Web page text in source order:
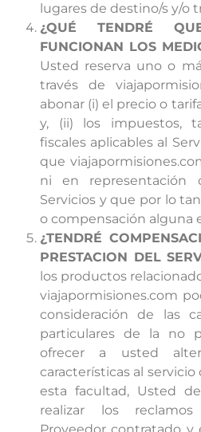
lugares de destino/s y/o
¿QUÉ TENDRÉ
FUNCIONAN LOS
Usted reserva uno o
través de
abonar (i) el precio o
y, (ii) los impuestos,
fiscales aplicables al
que
ni en representación
Servicios y que por lo
o compensación alguna
¿TENDRÉ
PRESTACION DEL
los productos
viajapormisiones.com
consideración de las
particulares de la no
ofrecer a usted
características al
esta facultad, Usted
realizar los reclamos